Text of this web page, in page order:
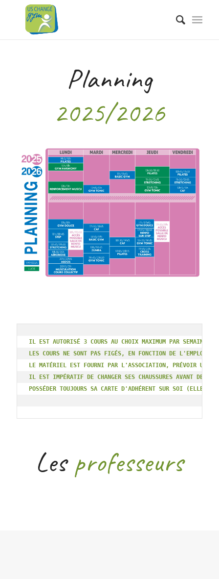
Planning
2025/2026
IL EST AUTORISÉ 3 COURS AU CHOIX MAXIMUM PAR SEMAINE.
LES COURS NE SONT PAS FIGÉS, EN FONCTION DE L'EMPLOI
LE MATÉRIEL EST FOURNI PAR L'ASSOCIATION, PRÉVOIR
IL EST IMPÉRATIF DE CHANGER SES CHAUSSURES AVANT DE
POSSÉDER TOUJOURS SA CARTE D'ADHÉRENT SUR SOI (ELLE
Lesprofesseurs